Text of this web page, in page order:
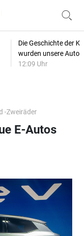
Die Geschichte der
wurden unsere
12:09 Uhr
-Zweiräder
E-Autos